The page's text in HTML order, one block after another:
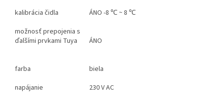
kalibrácia čidla
ÁNO -8 ℃ ~ 8 ℃
možnosť prepojenia s
ďalšími prvkami Tuya
ÁNO
farba
biela
napájanie
230 V AC